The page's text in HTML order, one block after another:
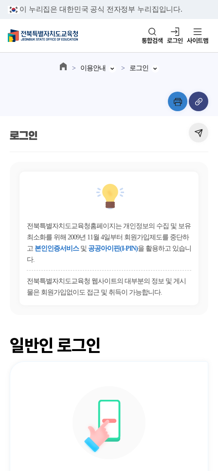
이 누리집은 대한민국 공식 전자정부 누리집입니다.
통합검색 로그인 사이트맵
이용안내 로그인
로그인
전북특별자치도교육청홈페이지는 개인정보의 수집 및 보유
최소화를 위해 2009년 11월 4일부터 회원가입제도를 중단하
고 본인인증서비스 및 공공아이핀(I-PIN)을 활용하고 있습니
다.
전북특별자치도교육청 웹사이트의 대부분의 정보 및 게시
물은 회원가입없이도 접근 및 취득이 가능합니다.
일반인 로그인